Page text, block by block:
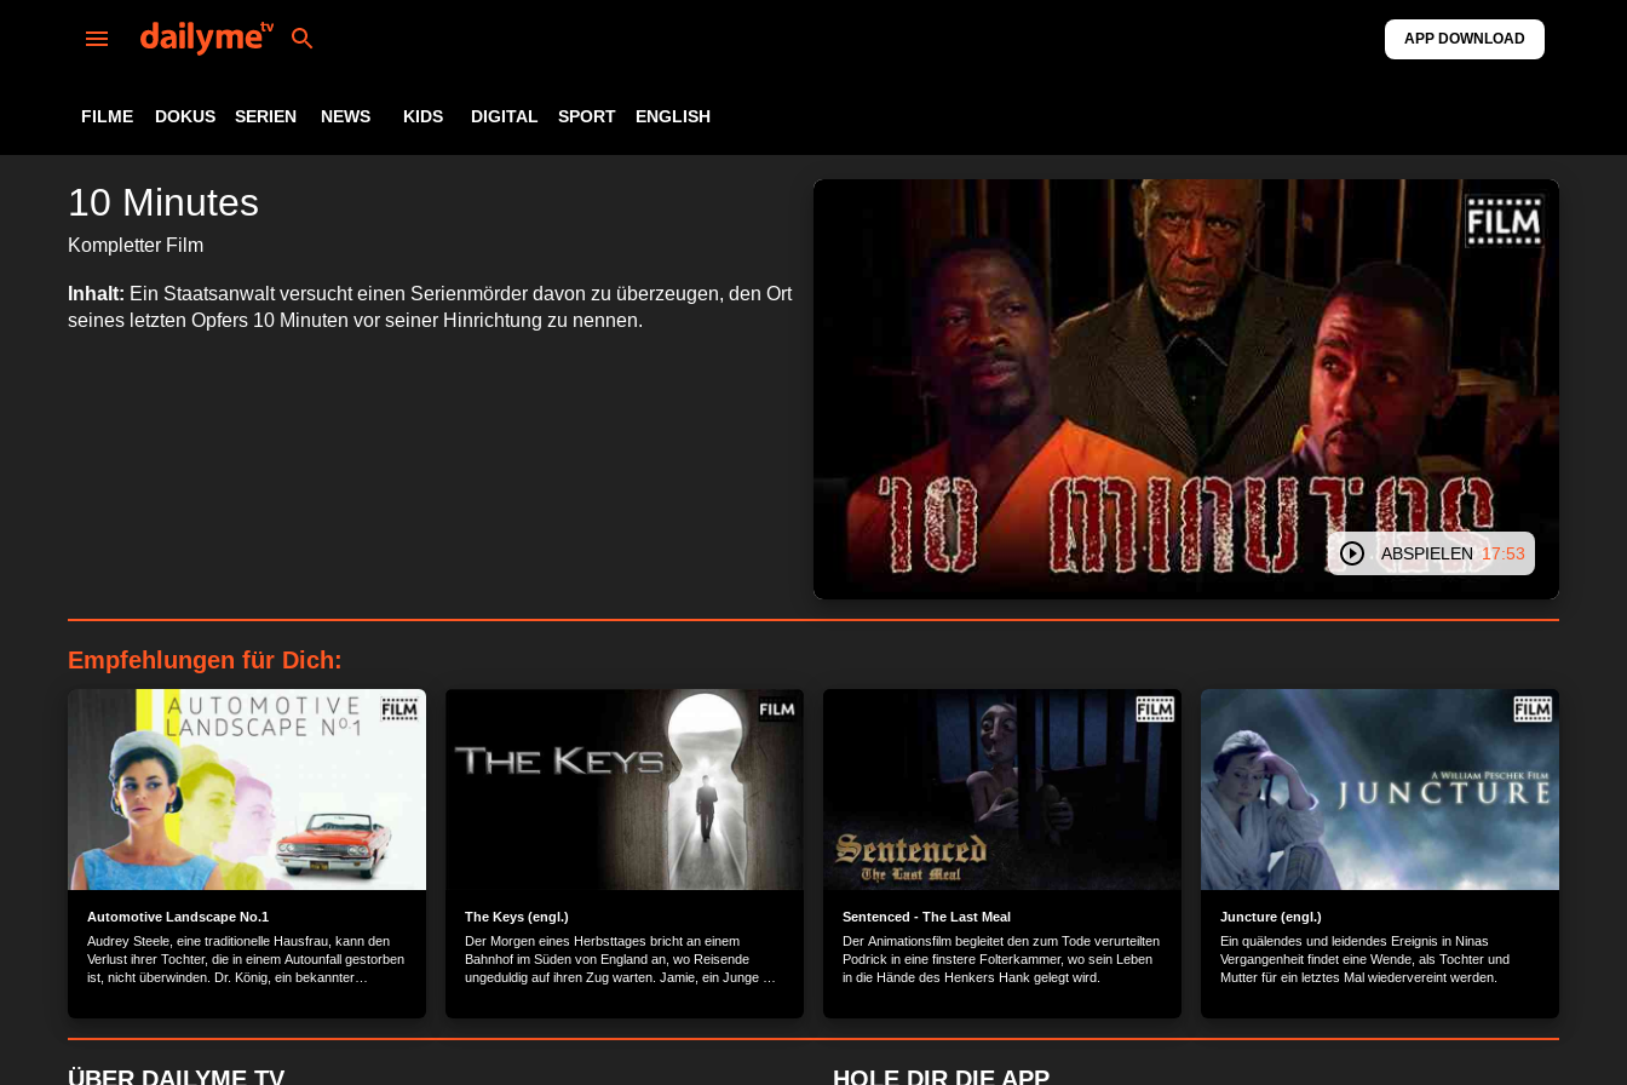
APP DOWNLOAD
FILME DOKUS SERIEN NEWS KIDS DIGITAL SPORT ENGLISH
ABSPIELEN 17:53
10 Minutes
Kompletter Film
Inhalt: Ein Staatsanwalt versucht einen Serienmörder davon zu überzeugen, den Ort
seines letzten Opfers 10 Minuten vor seiner Hinrichtung zu nennen.
Empfehlungen für Dich:
Automotive Landscape No.1
Audrey Steele, eine traditionelle Hausfrau, kann den
Verlust ihrer Tochter, die in einem Autounfall gestorben
ist, nicht überwinden. Dr. König, ein bekannter
The Keys (engl.)
Der Morgen eines Herbsttages bricht an einem
Bahnhof im Süden von England an, wo Reisende
ungeduldig auf ihren Zug warten. Jamie, ein Junge mit
Sentenced - The Last Meal
Der Animationsfilm begleitet den zum Tode verurteilten
Podrick in eine finstere Folterkammer, wo sein Leben
in die Hände des Henkers Hank gelegt wird.
Juncture (engl.)
Ein quälendes und leidendes Ereignis in Ninas
Vergangenheit findet eine Wende, als Tochter und
Mutter für ein letztes Mal wiedervereint werden.
ÜBER DAILYME TV HOLE DIR DIE APP